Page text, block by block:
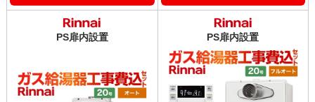
PS扉内設置 PS扉内設置